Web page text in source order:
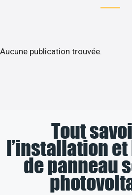
Aucune publication trouvée.
Tout
l’installation et
de panneau